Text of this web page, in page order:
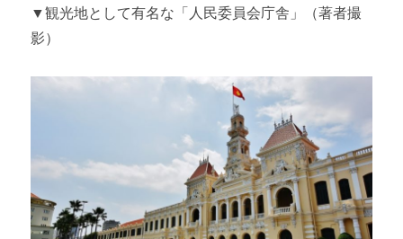
▼観光地として有名な「人民委員会庁舎」（著者撮
影）